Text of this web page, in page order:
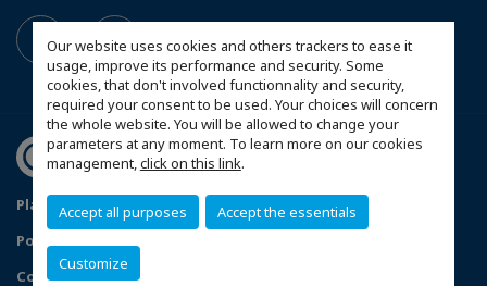
Our website uses cookies and others trackers to ease it
usage, improve its performance and security. Some
cookies, that don't involved functionnality and security,
required your consent to be used. Your choices will concern
the whole website. You will be allowed to change your
parameters at any moment. To learn more on our cookies
management,click on this link.
Accept all purposes Accept the essentials
Customize
Plan du site
Mentions légales
Politique de confidentialité
Configurer vos préférences cookies